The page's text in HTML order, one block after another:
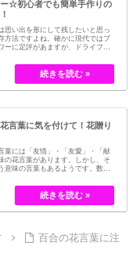
ー☆初心者でも簡単手作りの
思い出を形にして残したいと思っ
方法ですよね。確かに現代ではブ
ーに定評があますが、ドライフラ
のブーケなどに使われた花など、
ービスが有名ですが、昔はドライ
されてきました。30代以降の…
言葉に気を付けて！花贈り
葉には「友情」・「友愛」・「献
の花言葉があります。しかし、そ
意味の言葉もあるようです。数多
イブリット・ティー」の中には、
のは、存在していませんでした。
の園芸家ジョセフ・ペルネ＝デ…
百合の花言葉に注